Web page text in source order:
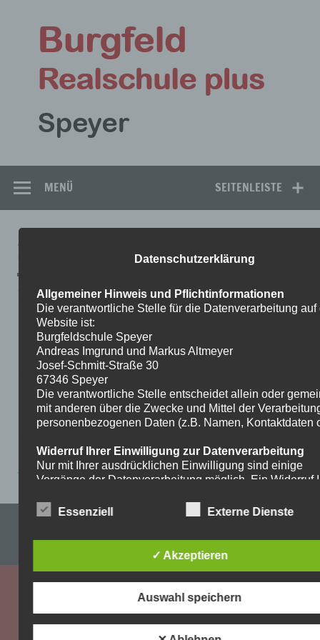
springen
SEITENLEISTE
MENÜ
2
WordPress-Theme: Dynamic News von ThemeZee.
Datenschutzerklärung
Allgemeiner Hinweis und Pflichtinformationen
Die verantwortliche Stelle für die Datenverarbeitung auf
Website ist:
Burgfeldschule Speyer
Andreas Imgrund und Markus Altmeyer
Josef-Schmitt-Straße 30
67346 Speyer
Die verantwortliche Stelle entscheidet allein oder
mit anderen über die Zwecke und Mittel der
personenbezogenen Daten (z.B. Namen, Kontaktdaten
Widerruf Ihrer Einwilligung zur Datenverarbeitung
Nur mit Ihrer ausdrücklichen Einwilligung sind einige
Vorgänge der Datenverarbeitung möglich. Ein Widerruf
Widerruf genügt eine formlose Mitteilung per E-Mail. Die
Recht auf Beschwerde bei der zuständigen
Aufsichtsbehörde
Als Betroffener steht Ihnen im Falle eines
der zuständigen Aufsichtsbehörde zu. Zuständige
Aufsichtsbehörde bezüglich datenschutzrechtlicher
Essenziell Externe Dienste
✓ Akzeptieren
Auswahl speichern